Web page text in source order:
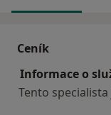
Ceník
Informace o
Tento